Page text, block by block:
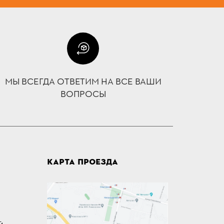
МЫ ВСЕГДА ОТВЕТИМ НА ВСЕ ВАШИ
ВОПРОСЫ
КАРТА ПРОЕЗДА